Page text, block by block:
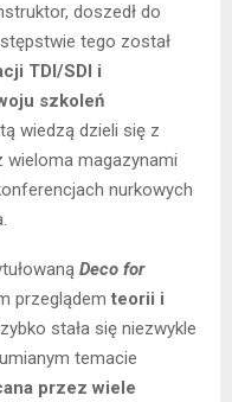
doszedł do
tego został
TDI/SDI i
szkoleń
wiedzą dzieli się z
wieloma magazynami
nurkowych
Deco for
przeglądem teorii i
stała się niezwykle
temacie
przez wiele